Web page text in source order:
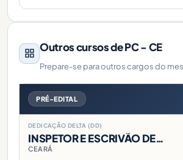
Outros cursos de PC - CE
Prepare-se para outros cargos do
PRÉ-EDITAL
DEDICAÇÃO DELTA (DD)
INSPETOR E ESCRIVÃO DE…
CEARÁ